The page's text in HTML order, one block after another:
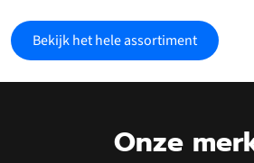
Bekijk het hele assortiment
Onze